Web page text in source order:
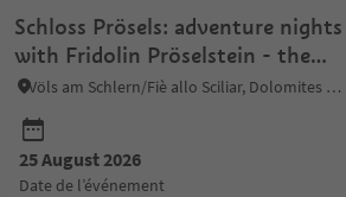
Schloss Prösels: adventure nights
with Fridolin Pröselstein - the
last ghost
Völs am Schlern/Fiè allo Sciliar, Dolomites Region Seiser Alm
25 August 2026
date de l’événement